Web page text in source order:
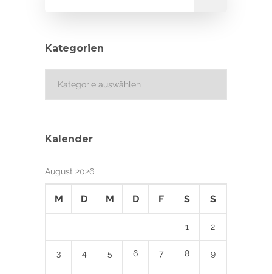
Kategorien
Kalender
August 2026
M D M D F S S
1 2
3 4 5 6 7 8 9